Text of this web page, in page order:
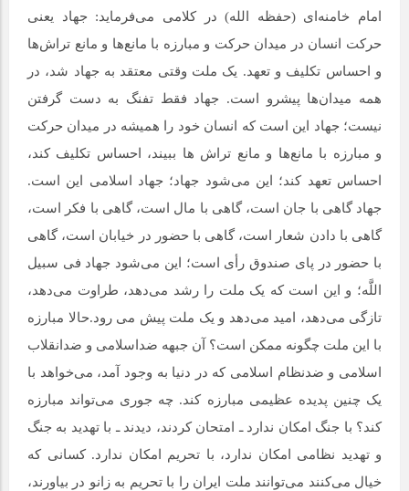
امام خامنه‌ای (حفظه الله) در کلامی می‌فرماید: جهاد یعنی
حرکت انسان در میدان حرکت و مبارزه با مانع‌ها و مانع تراش‌ها
و احساس تکلیف و تعهد. یک ملت وقتی معتقد به جهاد شد، در
همه میدان‌ها پیشرو است. جهاد فقط تفنگ به دست گرفتن
نیست؛ جهاد این است که انسان خود را همیشه در میدان حرکت
و مبارزه با مانع‌ها و مانع تراش ‌ها ببیند، احساس تکلیف کند،
احساس تعهد کند؛ این می‌‌شود جهاد؛ جهاد اسلامی این است.
جهاد گاهی با جان است، گاهی با مال است، گاهی با فکر است،
گاهی با دادن شعار است، گاهی با حضور در خیابان است، گاهی
با حضور در پای صندوق رأی است؛ این می‌‌شود جهاد فی سبیل
اللَّه؛ و این است که یک ملت را رشد می‌دهد، طراوت می‌دهد،
تازگی می‌دهد، امید می‌دهد و یک ملت پیش می‌ رود.حالا مبارزه
با این ملت چگونه ممکن است؟ آن جبهه ضداسلامی و ضدانقلاب
اسلامی و ضدنظام اسلامی که در دنیا به وجود آمد، می‌خواهد با
یک چنین پدیده عظیمی مبارزه کند. چه جوری می‌تواند مبارزه
کند؟ با جنگ امکان ندارد ـ امتحان کردند، دیدند ـ با تهدید به جنگ
و تهدید نظامی امکان ندارد، با تحریم امکان ندارد. کسانی که
خیال می‌کنند می‌توانند ملت ایران را با تحریم به زانو در بیاورند،